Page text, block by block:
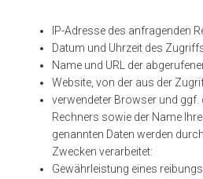
IP-Adresse des anfragenden
Datum und Uhrzeit des
Name und URL der
Website, von der aus der
verwendeter Browser und
Rechners sowie der Name
genannten Daten werden
Zwecken verarbeitet:
Gewährleistung eines